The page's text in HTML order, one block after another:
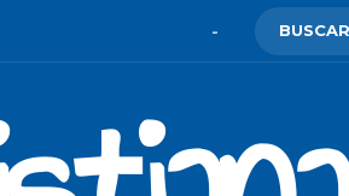
- BUSCAR